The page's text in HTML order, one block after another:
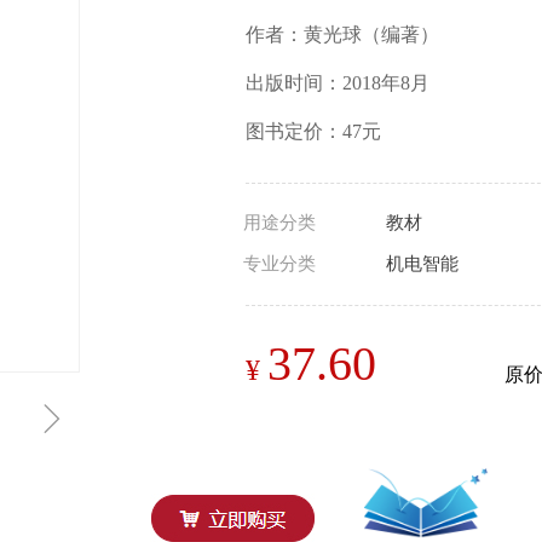
ꁇ
作者：黄光球（编著）
出版时间：2018年8月
图书定价：47元
¥ 37.60
用途分类 教材
专业分类 机电智能
原价